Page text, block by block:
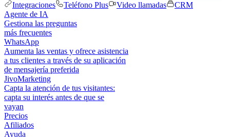
Integraciones
Teléfono Plus Video llamadas
CRM
Agente de IA
Gestiona las preguntas
más frecuentes
WhatsApp
Aumenta las ventas y ofrece asistencia
a tus clientes a través de su aplicación
de mensajería preferida
JivoMarketing
Capta la atención de tus visitantes:
capta su interés antes de que se
vayan
Precios
Afiliados
Ayuda